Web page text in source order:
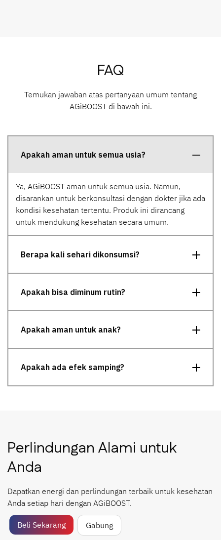
FAQ
Temukan jawaban atas pertanyaan umum tentang
AGiBOOST di bawah ini.
Apakah aman untuk semua usia?
Ya, AGiBOOST aman untuk semua usia. Namun,
disarankan untuk berkonsultasi dengan dokter jika ada
kondisi kesehatan tertentu. Produk ini dirancang
untuk mendukung kesehatan secara umum.
Berapa kali sehari dikonsumsi?
Apakah bisa diminum rutin?
Apakah aman untuk anak?
Apakah ada efek samping?
Perlindungan Alami untuk
Anda
Dapatkan energi dan perlindungan terbaik untuk kesehatan
Anda setiap hari dengan AGiBOOST.
Beli Sekarang Gabung